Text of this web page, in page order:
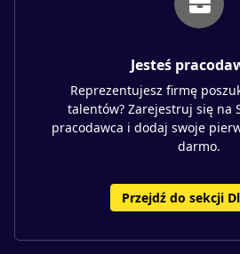
Jesteś
Reprezentujesz firmę
talentów? Zarejestruj się na
pracodawca i dodaj swoje
darmo.
Przejdź do sekcji